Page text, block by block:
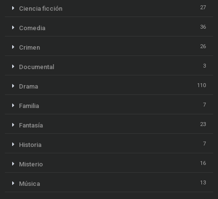
Ciencia ficción 27
Comedia 36
Crimen 26
Documental 3
Drama 110
Familia 7
Fantasía 23
Historia 7
Misterio 16
Música 13